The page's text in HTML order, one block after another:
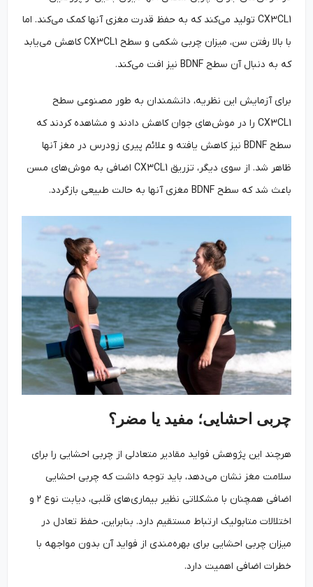
CX3CL1 تولید می‌کند که به حفظ قدرت مغزی آنها کمک می‌کند. اما
با بالا رفتن سن، میزان چربی شکمی و سطح CX3CL1 کاهش می‌یابد
که به دنبال آن سطح BDNF نیز افت می‌کند.
برای آزمایش این نظریه، دانشمندان به طور مصنوعی سطح
CX3CL1 را در موش‌های جوان کاهش دادند و مشاهده کردند که
سطح BDNF نیز کاهش یافته و علائم پیری زودرس در مغز آنها
ظاهر شد. از سوی دیگر، تزریق CX3CL1 اضافی به موش‌های مسن
باعث شد که سطح BDNF مغزی آنها به حالت طبیعی بازگردد.
چربی احشایی؛ مفید یا مضر؟
هرچند این پژوهش فواید مقادیر متعادلی از چربی احشایی را برای
سلامت مغز نشان می‌دهد، باید توجه داشت که چربی احشایی
اضافی همچنان با مشکلاتی نظیر بیماری‌های قلبی، دیابت نوع ۲ و
اختلالات متابولیک ارتباط مستقیم دارد. بنابراین، حفظ تعادل در
میزان چربی احشایی برای بهره‌مندی از فواید آن بدون مواجهه با
خطرات اضافی اهمیت دارد.